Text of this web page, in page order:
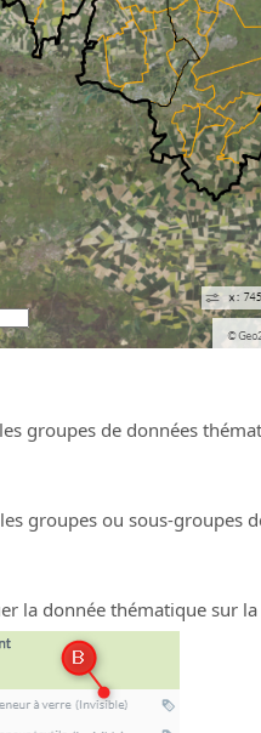
groupes de données
groupes ou sous-groupes
la donnée thématique sur la